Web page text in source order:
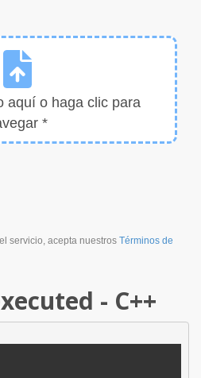
aquí o haga clic para
*
servicio, acepta nuestros Términos de
- C++